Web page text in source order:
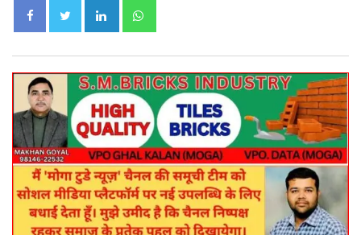
LinkedIn